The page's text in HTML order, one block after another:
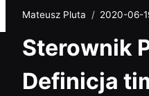
Mateusz Pluta 2020-06-
Sterownik
Definicja